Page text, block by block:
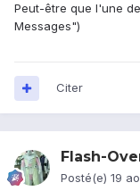
Peut-être que l'une
Messages")
Citer
Flash-
Posté(e) 19